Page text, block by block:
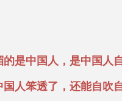
是中国人，是中国人
人笨透了，还能自吹